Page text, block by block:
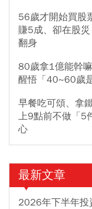
56歲才開始買股
賺5成、卻在股
翻身
80歲拿1億能幹
醒悟「40~60歲
早餐吃可頌、拿
上9點前不做「5
心
最新文章
2026年下半年投